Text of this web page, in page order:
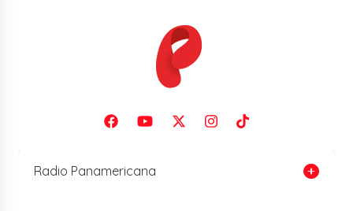
Radio Panamericana